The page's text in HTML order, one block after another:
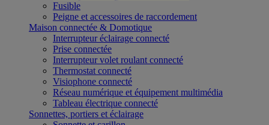
Fusible
Peigne et accessoires de raccordement
Maison connectée & Domotique
Interrupteur éclairage connecté
Prise connectée
Interrupteur volet roulant connecté
Thermostat connecté
Visiophone connecté
Réseau numérique et équipement multimédia
Tableau électrique connecté
Sonnettes, portiers et éclairage